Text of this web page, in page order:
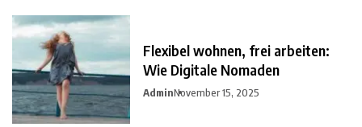
Flexibel wohnen, frei arbeiten:
Wie Digitale Nomaden
AdminNovember 15, 2025